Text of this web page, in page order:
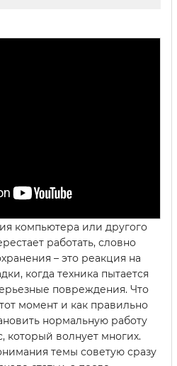
компьютера или другого
работать, словно
– это реакция на
когда техника пытается
повреждения. Что
момент и как правильно
нормальную работу
который волнует многих.
темы советую сразу